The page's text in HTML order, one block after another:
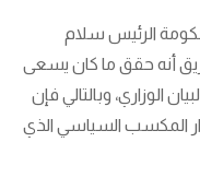
حكومة الرئيس سلام
أنه حقق ما كان يسعى
الوزاري، وبالتالي فإن
التي أُقرت أمنت لفريقي 8 و14 آذار المكسب السياسي الذي